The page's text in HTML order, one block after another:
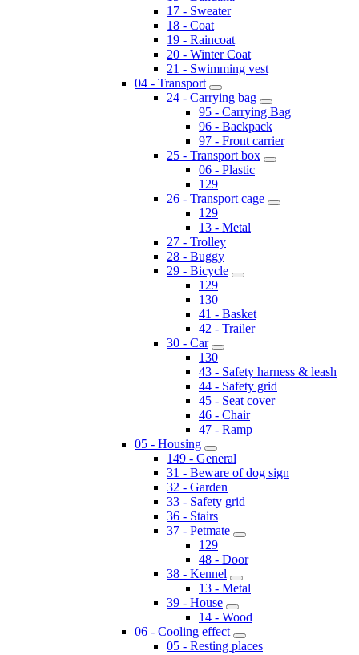
17 - Sweater
18 - Coat
19 - Raincoat
20 - Winter Coat
21 - Swimming vest
04 - Transport
24 - Carrying bag
95 - Carrying Bag
96 - Backpack
97 - Front carrier
25 - Transport box
06 - Plastic
129
26 - Transport cage
129
13 - Metal
27 - Trolley
28 - Buggy
29 - Bicycle
129
130
41 - Basket
42 - Trailer
30 - Car
130
43 - Safety harness & leash
44 - Safety grid
45 - Seat cover
46 - Chair
47 - Ramp
05 - Housing
149 - General
31 - Beware of dog sign
32 - Garden
33 - Safety grid
36 - Stairs
37 - Petmate
129
48 - Door
38 - Kennel
13 - Metal
39 - House
14 - Wood
06 - Cooling effect
05 - Resting places